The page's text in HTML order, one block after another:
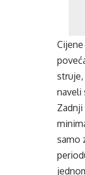
struje,
naveli
samo